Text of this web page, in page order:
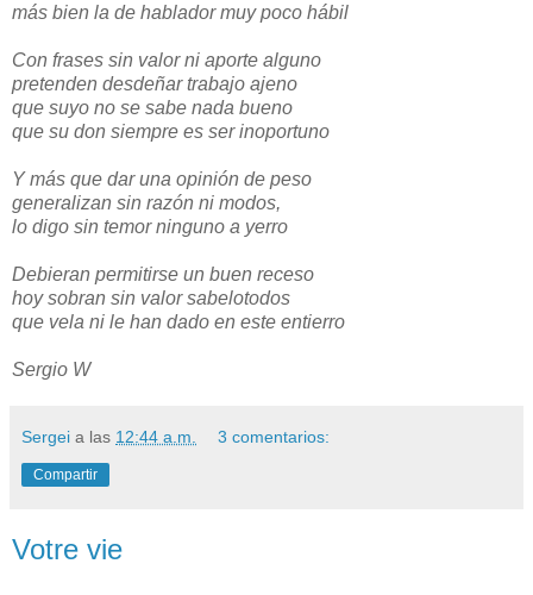
más bien la de hablador muy poco hábil
Con frases sin valor ni aporte alguno
pretenden desdeñar trabajo ajeno
que suyo no se sabe nada bueno
que su don siempre es ser inoportuno
Y más que dar una opinión de peso
generalizan sin razón ni modos,
lo digo sin temor ninguno a yerro
Debieran permitirse un buen receso
hoy sobran sin valor sabelotodos
que vela ni le han dado en este entierro
Sergio W
Sergei a las 12:44 a.m. 3 comentarios:
Compartir
Votre vie